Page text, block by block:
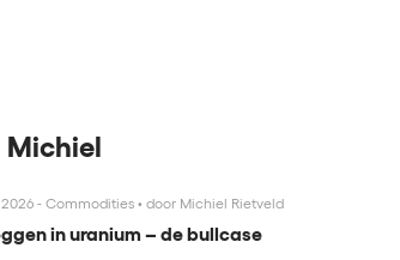
Michiel
2026 - Commodities • door Michiel Rietveld
in uranium – de bullcase